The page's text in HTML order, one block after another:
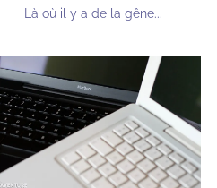
Là où il y a de la gêne...